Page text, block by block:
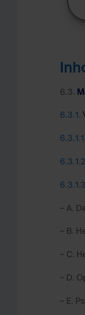
6.3.
6.3.1.
6.3.1.1.
– A.
– B.
– C.
– D.
– E.